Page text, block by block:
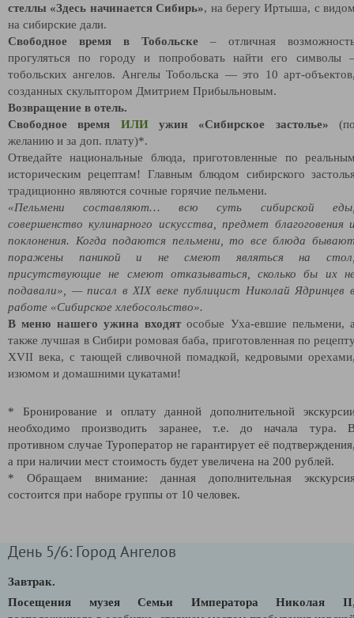
стеллы «Здесь начинается Сибирь», на берегу Иртыша, с
на сибирские дали.
Свободное время в Тобольске – отличная
прогуляться по городу и попробовать найти его символы
тобольских ангелов. Ангелы Тобольска — это 10 арт-
созданных скульптором Дмитрием Прибыльновым.
Возвращение в отель.
Свободное время ИЛИужин «Сибирское застолье»
желанию и за доп. плату)*.
Отведайте национальные блюда, приготовленные по
историческим рецептам! Главным блюдом сибирского
традиционно являются сочные горячие пельмени.
«Пельмени составляют… всю суть сибирской
совершенство кулинарного искусства, предмет благоговения
поклонения. Когда подаются пельмени, то все блюда
поражены паникой и не смеют являться на
присутствующие не смеют отказываться, сколько бы их
подавали», — писал в XIX веке публицист Николай Ядринцев
работе «Сибирское хлебосольство».
В меню нашего ужина входят особые Уха-евшие пельмени,
также лучшая в Сибири ромовая баба, приготовленная по
XVII века, с тающей сливочной помадкой, кедровыми
изюмом и домашними цукатами!
* Бронирование и оплату данной дополнительной
необходимо производить заранее, т.е. до начала тура.
противном случае Туроператор не гарантирует её
а при наличии мест стоимость будет увеличена на 200 рублей.
* Обращаем внимание: данная дополнительная
состоится при наборе группы от 10 человек.
День 5/6: Город Ангелов
Завтрак.
Посещения музея Семьи Императора Николая II